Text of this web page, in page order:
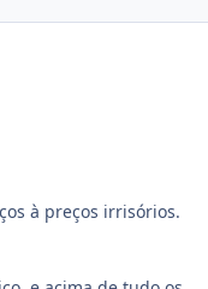
à preços irrisórios.